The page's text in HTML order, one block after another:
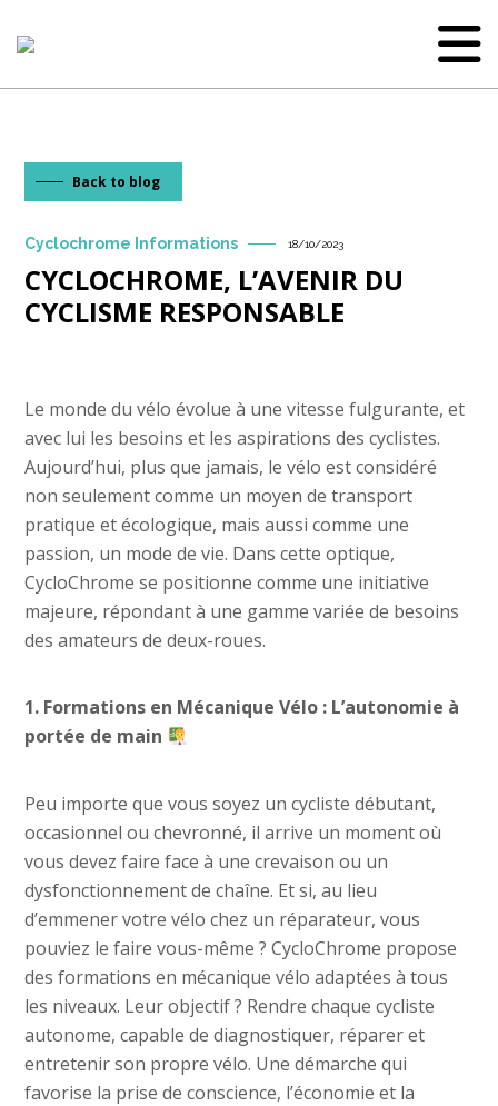
Cyclochrome Informations 18/10/2023
CYCLOCHROME, L’AVENIR DU
CYCLISME RESPONSABLE
Back to blog
Le monde du vélo évolue à une vitesse fulgurante, et
avec lui les besoins et les aspirations des cyclistes.
Aujourd’hui, plus que jamais, le vélo est considéré
non seulement comme un moyen de transport
pratique et écologique, mais aussi comme une
passion, un mode de vie. Dans cette optique,
CycloChrome se positionne comme une initiative
majeure, répondant à une gamme variée de besoins
des amateurs de deux-roues.
1. Formations en Mécanique Vélo : L’autonomie à
portée de main
Peu importe que vous soyez un cycliste débutant,
occasionnel ou chevronné, il arrive un moment où
vous devez faire face à une crevaison ou un
dysfonctionnement de chaîne. Et si, au lieu
d’emmener votre vélo chez un réparateur, vous
pouviez le faire vous-même ? CycloChrome propose
des formations en mécanique vélo adaptées à tous
les niveaux. Leur objectif ? Rendre chaque cycliste
autonome, capable de diagnostiquer, réparer et
entretenir son propre vélo. Une démarche qui
favorise la prise de conscience, l’économie et la